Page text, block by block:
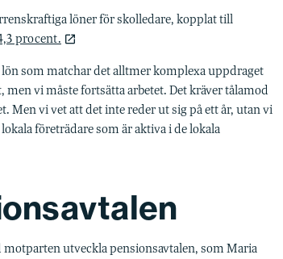
löner för skolledare, kopplat till
procent.
som matchar det alltmer komplexa uppdraget
men vi måste fortsätta arbetet. Det kräver tålamod
Men vi vet att det inte reder ut sig på ett år, utan vi
företrädare som är aktiva i de lokala
utveckla pensionsavtalen, som Maria